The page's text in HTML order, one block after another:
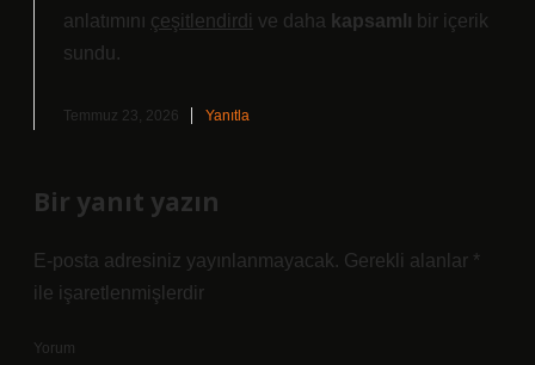
anlatımını çeşitlendirdi ve daha kapsamlı bir içerik
sundu.
Temmuz 23, 2026 Yanıtla
Bir yanıt yazın
E-posta adresiniz yayınlanmayacak. Gerekli alanlar *
ile işaretlenmişlerdir
Yorum